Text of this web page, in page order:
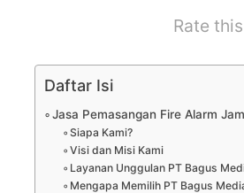
Rate
Daftar Isi
Jasa Pemasangan Fire Alarm
Siapa Kami?
Visi dan Misi Kami
Layanan Unggulan PT Bagus
Mengapa Memilih PT Bagus